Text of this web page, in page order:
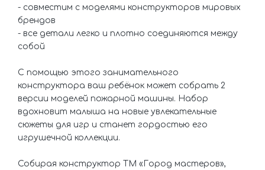
- совместим с моделями конструкторов мировых
брендов
- все детали легко и плотно соединяются между
собой
С помощью этого занимательного
конструктора ваш ребёнок может собрать 2
версии моделей пожарной машины. Набор
вдохновит малыша на новые увлекательные
сюжеты для игр и станет гордостью его
игрушечной коллекции.
Собирая конструктор ТМ «Город мастеров»,